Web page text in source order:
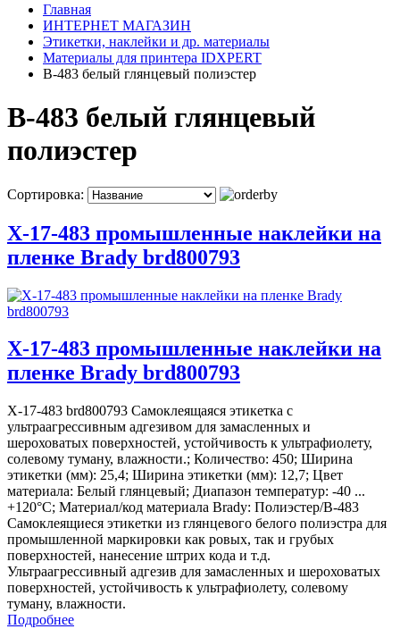
Главная
ИНТЕРНЕТ МАГАЗИН
Этикетки, наклейки и др. материалы
Материалы для принтера IDXPERT
B-483 белый глянцевый полиэстер
B-483 белый глянцевый
полиэстер
Сортировка:
X-17-483 промышленные наклейки на
пленке Brady brd800793
X-17-483 промышленные наклейки на
пленке Brady brd800793
X-17-483 brd800793 Самоклеящаяся этикетка с
ультраагрессивным адгезивом для замасленных и
шероховатых поверхностей, устойчивость к ультрафиолету,
солевому туману, влажности.; Количество: 450; Ширина
этикетки (мм): 25,4; Ширина этикетки (мм): 12,7; Цвет
материала: Белый глянцевый; Диапазон температур: -40 ...
+120°С; Материал/код материала Brady: Полиэстер/В-483
Самоклеящиеся этикетки из глянцевого белого полиэстра для
промышленной маркировки как ровых, так и грубых
поверхностей, нанесение штрих кода и т.д.
Ультраагрессивный адгезив для замасленных и шероховатых
поверхностей, устойчивость к ультрафиолету, солевому
туману, влажности.
Подробнее